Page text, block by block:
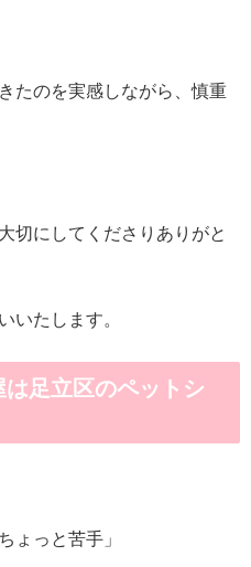
たのを実感しながら、慎重
切にしてくださりありがと
いたします。
足立区のペットシ
ょっと苦手」